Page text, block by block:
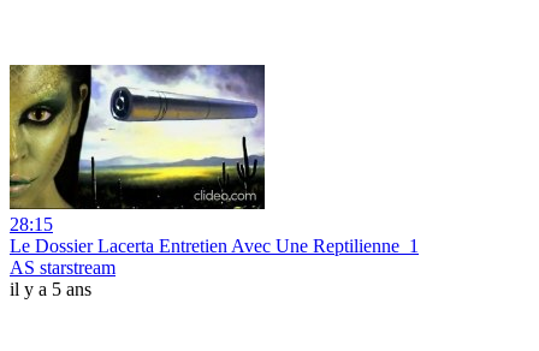
28:15
Le Dossier Lacerta Entretien Avec Une Reptilienne_1
AS starstream
il y a 5 ans